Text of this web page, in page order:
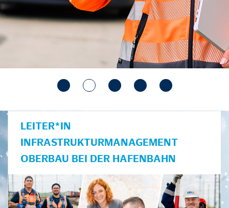
LEITER*IN
INFRASTRUKTURMANAGEMENT
OBERBAU BEI DER HAFENBAHN